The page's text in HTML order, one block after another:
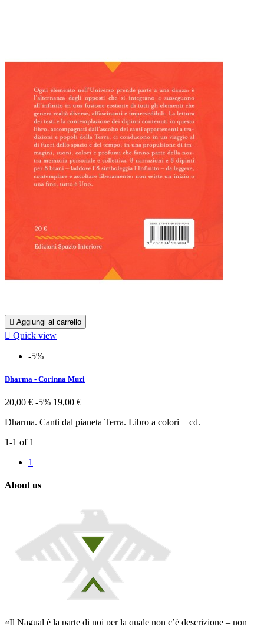
 Aggiungi al carrello
 Quick view
-5%
Dharma - Corinna Muzi
20,00 € -5% 19,00 €
Dharma. Canti dal pianeta Terra. Libro a colori + cd.
1-1 of 1
1
About us
«Il Nagual è la parte di noi per la quale non c’è descrizione – non